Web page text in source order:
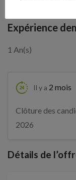
Expérience
1 An(s)
Il y a 2 mois
Clôture des
2026
Détails de